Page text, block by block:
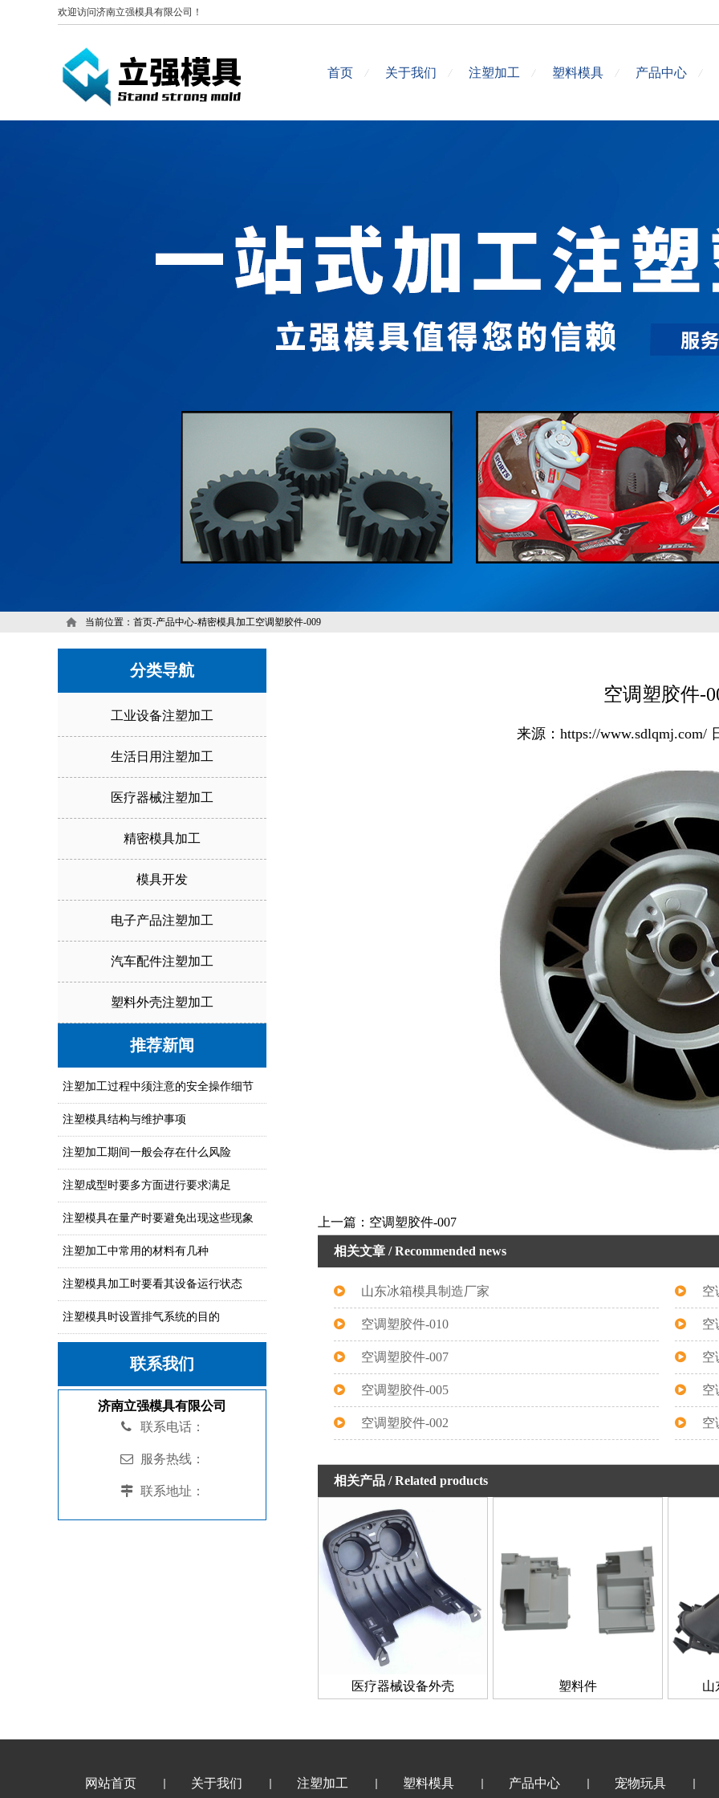
欢迎访问济南立强模具有限公司！
首页 关于我们 注塑加工 塑料模具 产品中心
当前位置： 首页-产品中心-精密模具加工空调塑胶件-009
分类导航
工业设备注塑加工
生活日用注塑加工
医疗器械注塑加工
精密模具加工
模具开发
电子产品注塑加工
汽车配件注塑加工
塑料外壳注塑加工
推荐新闻
注塑加工过程中须注意的安全操作细节
注塑模具结构与维护事项
注塑加工期间一般会存在什么风险
注塑成型时要多方面进行要求满足
注塑模具在量产时要避免出现这些现象
注塑加工中常用的材料有几种
注塑模具加工时要看其设备运行状态
注塑模具时设置排气系统的目的
联系我们
济南立强模具有限公司
联系电话：
服务热线：
联系地址：
空调塑胶件-
来源： https://www.sdlqmj.com/
上一篇：空调塑胶件-007
相关文章 / Recommended news
山东冰箱模具制造厂家 空
空调塑胶件-010 空
空调塑胶件-007 空
空调塑胶件-005 空
空调塑胶件-002 空
相关产品 / Related products
医疗器械设备外壳 塑料件 山
网站首页 关于我们 注塑加工 塑料模具 产品中心 宠物玩具